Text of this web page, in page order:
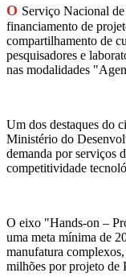
O Serviço Nacional
financiamento de
compartilhamento de
pesquisadores e
nas modalidades
Um dos destaques do
Ministério do
demanda por serviços
competitividade
O eixo "Hands-on –
uma meta mínima de
manufatura
milhões por projeto de